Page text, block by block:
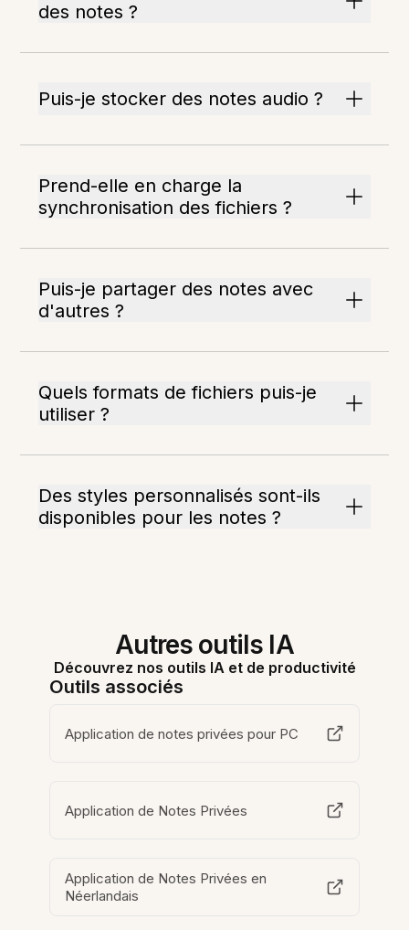
des notes ?
Puis-je stocker des notes audio ?
Prend-elle en charge la
synchronisation des fichiers ?
Puis-je partager des notes avec
d'autres ?
Quels formats de fichiers puis-je
utiliser ?
Des styles personnalisés sont-ils
disponibles pour les notes ?
Autres outils IA
Découvrez nos outils IA et de productivité
Outils associés
Application de notes privées pour PC
Application de Notes Privées
Application de Notes Privées en
Néerlandais